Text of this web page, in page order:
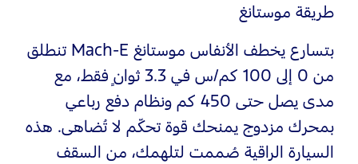
طريقة موستانغ
بتسارع يخطف الأنفاس موستانغ Mach‑E تنطلق
من 0 إلى 100 كم/س في 3.3 ثوانٍ فقط، مع
مدى يصل حتى 450 كم ونظام دفع رباعي
بمحرك مزدوج يمنحك قوة تحكّم لا تُضاهى. هذه
السيارة الراقية صُممت لتلهمك، من السقف